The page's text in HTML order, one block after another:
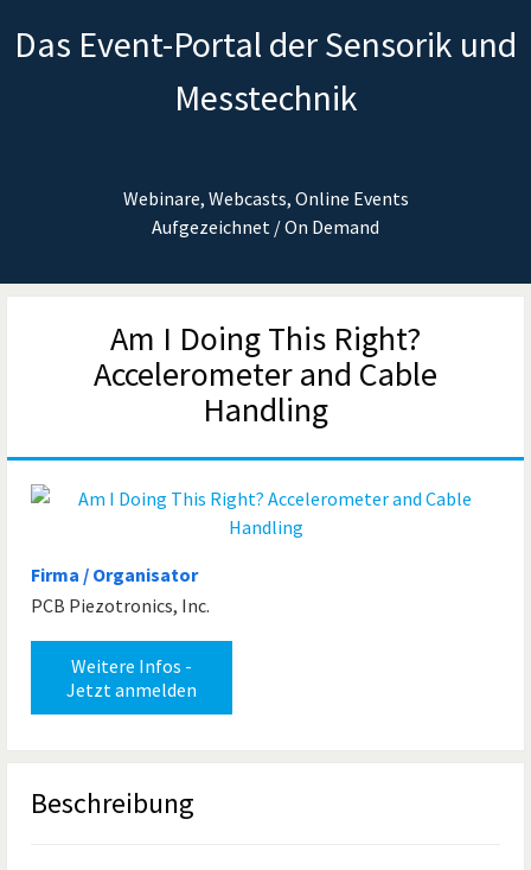
Das Event-Portal der Sensorik und
Messtechnik
Webinare, Webcasts, Online Events
Aufgezeichnet / On Demand
Am I Doing This Right?
Accelerometer and Cable
Handling
Firma / Organisator
PCB Piezotronics, Inc.
Weitere Infos -
Jetzt anmelden
Beschreibung